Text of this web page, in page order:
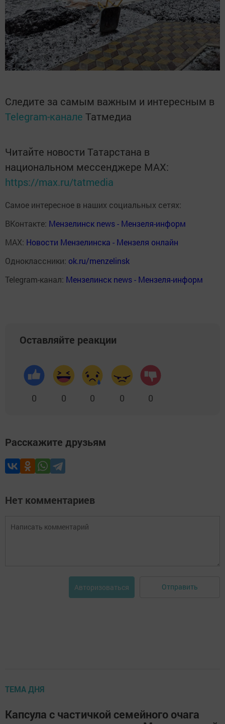
Следите за самым важным и интересным в
Telegram-канале Татмедиа
Читайте новости Татарстана в
национальном мессенджере MАХ:
https://max.ru/tatmedia
Самое интересное в наших социальных сетях:
ВКонтакте: Мензелинск news - Мензеля-информ
MAX: Новости Мензелинска - Мензеля онлайн
Одноклассники: ok.ru/menzelinsk
Telegram-канал: Мензелинск news - Мензеля-информ
Оставляйте реакции
0 0 0 0 0
Расскажите друзьям
Нет комментариев
Авторизоваться Отправить
ТЕМА ДНЯ
Капсула с частичкой семейного очага